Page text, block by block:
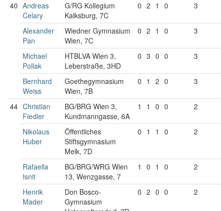
40 Andreas
Celary
G/RG Kollegium
Kalksburg, 7C
0 2 1 0 3
Alexander
Pan
Wiedner Gymnasium
Wien, 7C
0 2 1 0 3
Michael
Pollak
HTBLVA Wien 3,
Leberstraße, 3HD
0 3 0 0 3
Bernhard
Weiss
Goethegymnasium
Wien, 7B
0 1 2 0 3
44 Christian
Fiedler
BG/BRG Wien 3,
Kundmanngasse, 6A
1 1 0 0 2
Nikolaus
Huber
Öffentliches
Stiftsgymnasium
Melk, 7D
0 1 1 0 2
Rafaella
Isnit
BG/BRG/WRG Wien
13, Wenzgasse, 7
1 0 1 0 2
Henrik
Mader
Don Bosco-
Gymnasium
0 2 0 0 2